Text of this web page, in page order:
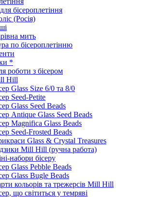
бісероплетіння
(Росія)
мить
по бісероплетінню
*
роботи з бісером
Hill
Glass Size 6/0 та 8/0
Seed-Petite
Glass Seed Beads
Antique Glass Seed Beads
Magnifica Glass Beads
Seed-Frosted Beads
Glass & Crystal Treasures
Mill Hill (ручна работа)
набори бісеру
Glass Pebble Beads
Glass Bugle Beads
кольорів та трежерсів Mill Hill
що світиться у темряві